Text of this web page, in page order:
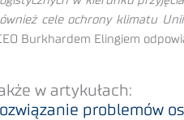
cele ochrony klimatu
Burkhardem Elingiem
w artykułach:
problemów